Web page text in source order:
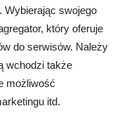
Wybierając swojego
który oferuje
do serwisów. Należy
wchodzi także
możliwość
itd.